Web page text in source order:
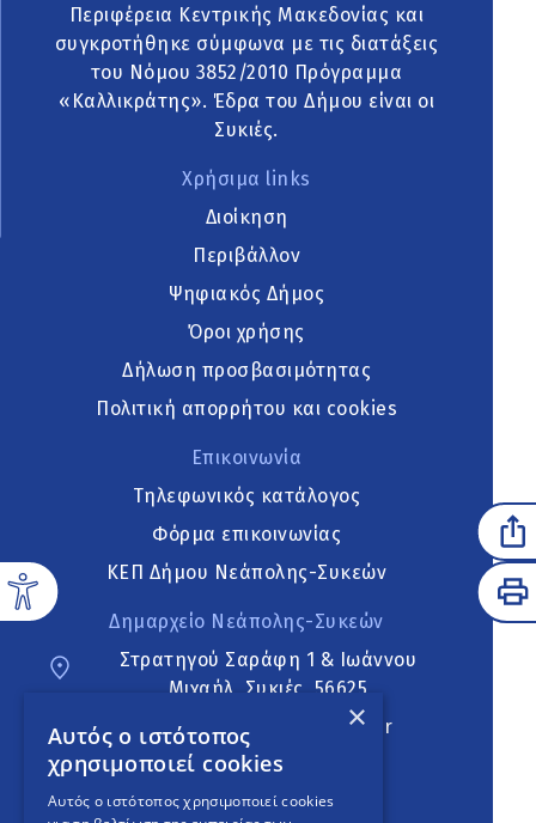
Περιφέρεια Κεντρικής Μακεδονίας και
συγκροτήθηκε σύμφωνα με τις διατάξεις
του Νόμου 3852/2010 Πρόγραμμα
«Καλλικράτης». Έδρα του Δήμου είναι οι
Συκιές.
Χρήσιμα links
Διοίκηση
Περιβάλλον
Ψηφιακός Δήμος
Όροι χρήσης
Δήλωση προσβασιμότητας
Πολιτική απορρήτου και cookies
Επικοινωνία
Τηλεφωνικός κατάλογος
Φόρμα επικοινωνίας
ΚΕΠ Δήμου Νεάπολης-Συκεών
Δημαρχείο Νεάπολης-Συκεών
Στρατηγού Σαράφη 1 & Ιωάννου
Μιχαήλ, Συκιές, 56625
neapoli.sykies@ddt.gov.gr
Ακολουθήστε
×
Αυτός ο ιστότοπος
χρησιμοποιεί cookies
Αυτός ο ιστότοπος χρησιμοποιεί cookies